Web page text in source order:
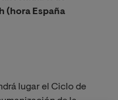
(hora España
lugar el Ciclo de